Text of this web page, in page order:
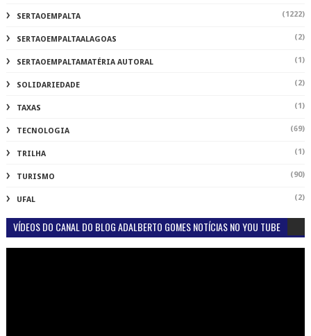
SERTAOEMPALTA (1222)
SERTAOEMPALTAALAGOAS (2)
SERTAOEMPALTAMATÉRIA AUTORAL (1)
SOLIDARIEDADE (2)
TAXAS (1)
TECNOLOGIA (69)
TRILHA (1)
TURISMO (90)
UFAL (2)
VÍDEOS DO CANAL DO BLOG ADALBERTO GOMES NOTÍCIAS NO YOU TUBE